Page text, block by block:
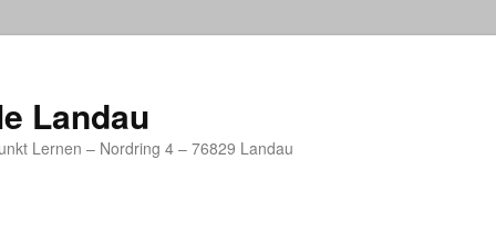
Landau
Lernen – Nordring 4 – 76829 Landau